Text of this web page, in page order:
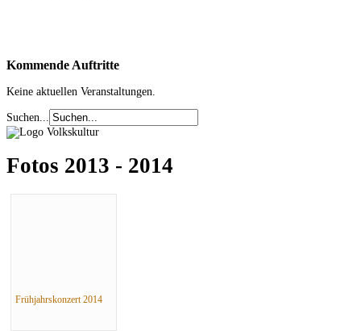
Kommende Auftritte
Keine aktuellen Veranstaltungen.
Suchen...
Fotos 2013 - 2014
Frühjahrskonzert 2014